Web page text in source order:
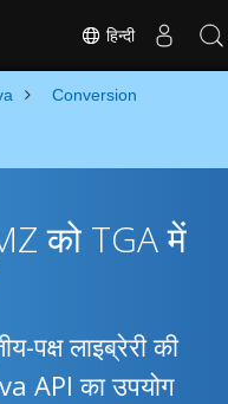
हिन्दी
Conversion
को TGA में
पक्ष लाइब्रेरी की
API का उपयोग